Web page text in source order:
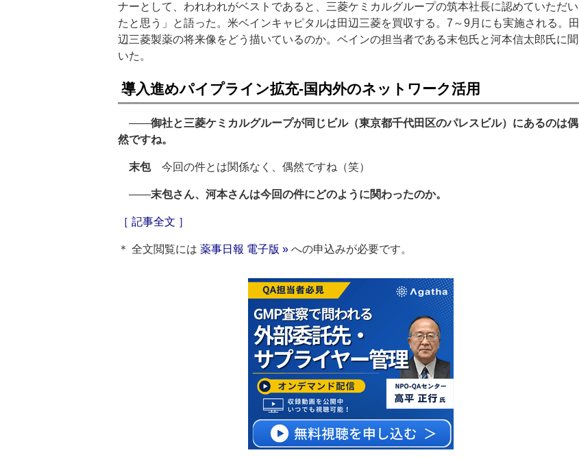
ナーとして、われわれがベストであると、三菱ケミカルグループの筑本社長に認めていただい
たと思う」と語った。米ベインキャピタルは田辺三菱を買収する。7～9月にも実施される。田
辺三菱製薬の将来像をどう描いているのか。ベインの担当者である末包氏と河本信太郎氏に聞
いた。
導入進めパイプライン拡充‐国内外のネットワーク活用
――御社と三菱ケミカルグループが同じビル（東京都千代田区のパレスビル）にあるのは偶
然ですね。
末包今回の件とは関係なく、偶然ですね（笑）
――末包さん、河本さんは今回の件にどのように関わったのか。
［ 記事全文 ］
＊ 全文閲覧には 薬事日報 電子版 » への申込みが必要です。